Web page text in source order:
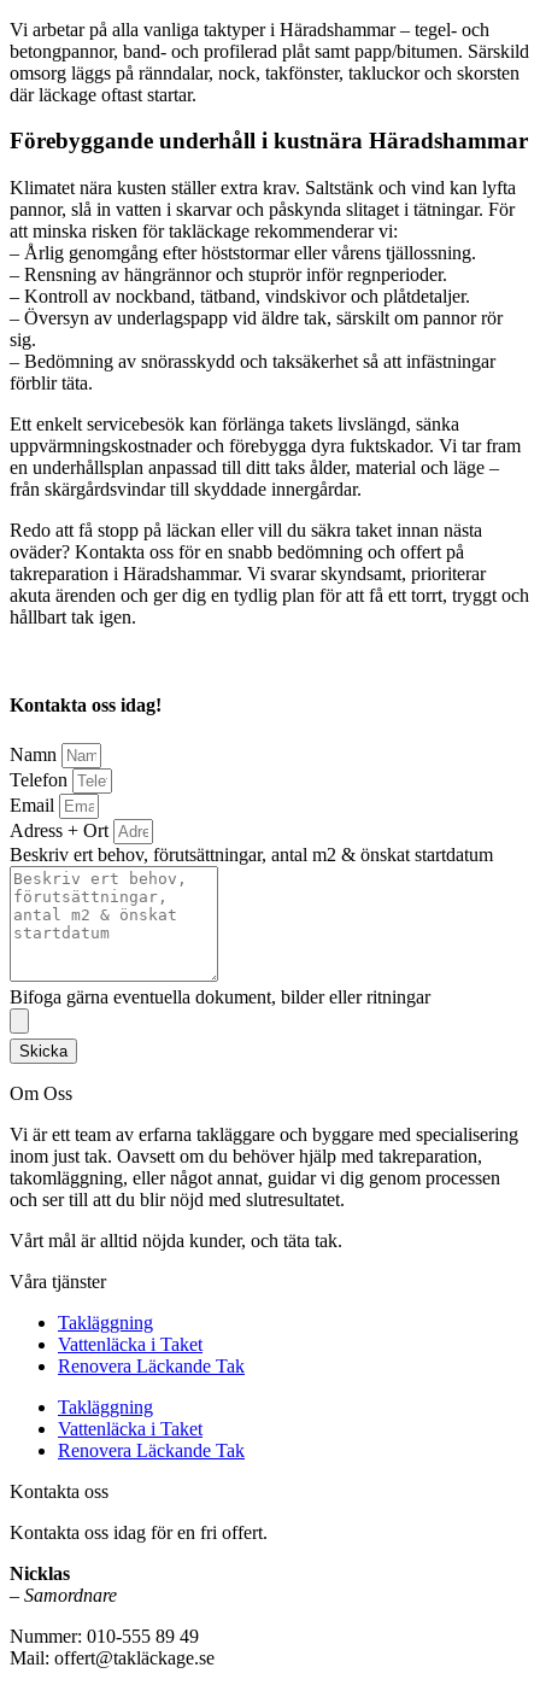
Vi arbetar på alla vanliga taktyper i Häradshammar – tegel- och
betongpannor, band- och profilerad plåt samt papp/bitumen. Särskild
omsorg läggs på ränndalar, nock, takfönster, takluckor och skorsten
där läckage oftast startar.
Förebyggande underhåll i kustnära Häradshammar
Klimatet nära kusten ställer extra krav. Saltstänk och vind kan lyfta
pannor, slå in vatten i skarvar och påskynda slitaget i tätningar. För
att minska risken för takläckage rekommenderar vi:
– Årlig genomgång efter höststormar eller vårens tjällossning.
– Rensning av hängrännor och stuprör inför regnperioder.
– Kontroll av nockband, tätband, vindskivor och plåtdetaljer.
– Översyn av underlagspapp vid äldre tak, särskilt om pannor rör
sig.
– Bedömning av snörasskydd och taksäkerhet så att infästningar
förblir täta.
Ett enkelt servicebesök kan förlänga takets livslängd, sänka
uppvärmningskostnader och förebygga dyra fuktskador. Vi tar fram
en underhållsplan anpassad till ditt taks ålder, material och läge –
från skärgårdsvindar till skyddade innergårdar.
Redo att få stopp på läckan eller vill du säkra taket innan nästa
oväder? Kontakta oss för en snabb bedömning och offert på
takreparation i Häradshammar. Vi svarar skyndsamt, prioriterar
akuta ärenden och ger dig en tydlig plan för att få ett torrt, tryggt och
hållbart tak igen.
Kontakta oss idag!
Namn
Telefon
Email
Adress + Ort
Beskriv ert behov, förutsättningar, antal m2 & önskat startdatum
Bifoga gärna eventuella dokument, bilder eller ritningar
Skicka
Om Oss
Vi är ett team av erfarna takläggare och byggare med specialisering
inom just tak. Oavsett om du behöver hjälp med takreparation,
takomläggning, eller något annat, guidar vi dig genom processen
och ser till att du blir nöjd med slutresultatet.
Vårt mål är alltid nöjda kunder, och täta tak.
Våra tjänster
Takläggning
Vattenläcka i Taket
Renovera Läckande Tak
Takläggning
Vattenläcka i Taket
Renovera Läckande Tak
Kontakta oss
Kontakta oss idag för en fri offert.
Nicklas
– Samordnare
Nummer: 010-555 89 49
Mail: offert@takläckage.se